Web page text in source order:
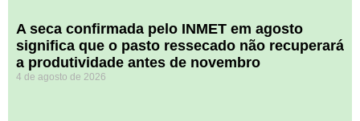
A seca confirmada pelo INMET em agosto
significa que o pasto ressecado não recuperará
a produtividade antes de novembro
4 de agosto de 2026